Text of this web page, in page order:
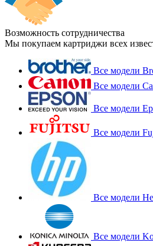
Возможность сотрудничества
Мы покупаем картриджи всех
Все модели
Все модели
Все модели
Все модели
Все модели
Все модели